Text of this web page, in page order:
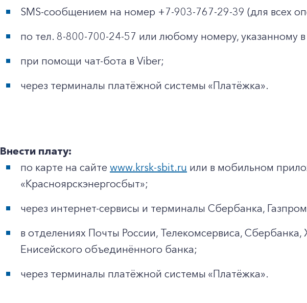
SMS-сообщением на номер +7-903-767-29-39 (для всех
по тел. 8-800-700-24-57 или любому номеру, указанному
при помощи чат-бота в Viber;
через терминалы платёжной системы «Платёжка».
Внести плату:
по карте на сайте www.krsk-sbit.ru или в мобильном
«Красноярскэнергосбыт»;
через интернет-сервисы и терминалы Сбербанка,
в отделениях Почты России, Телекомсервиса, Сбербанка,
Енисейского объединённого банка;
через терминалы платёжной системы «Платёжка».